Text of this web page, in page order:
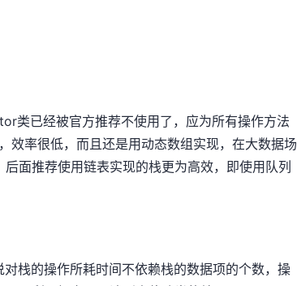
类已经被官方推荐不使用了，应为所有操作方法
率很低，而且还是用动态数组实现，在大数据场
面推荐使用链表实现的栈更为高效，即使用队列
栈的操作所耗时间不依赖栈的数据项的个数，操